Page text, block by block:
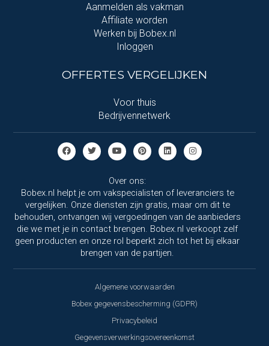
Aanmelden als vakman
Affiliate worden
Werken bij Bobex.nl
Inloggen
OFFERTES VERGELIJKEN
Voor thuis
Bedrijvennetwerk
Over ons:
Bobex.nl helpt je om vakspecialisten of leveranciers te
vergelijken. Onze diensten zijn gratis, maar om dit te
behouden, ontvangen wij vergoedingen van de aanbieders
die we met je in contact brengen. Bobex.nl verkoopt zelf
geen producten en onze rol beperkt zich tot het bij elkaar
brengen van de partijen.
Algemene voorwaarden
Bobex gegevensbescherming (GDPR)
Privacybeleid
Gegevensverwerkingsovereenkomst